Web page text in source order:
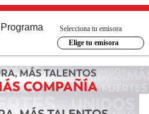
Programa
Selecciona tu emisora
Elige tu emisora